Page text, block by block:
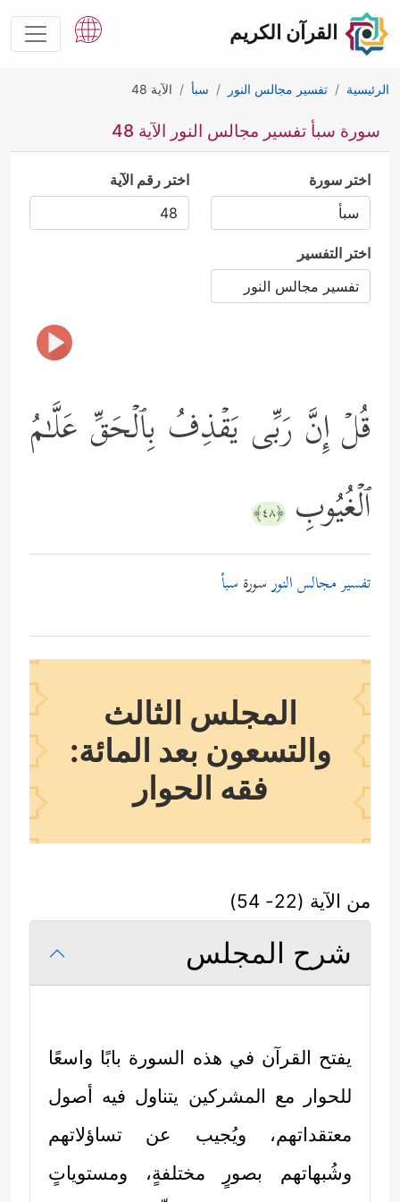
القرآن الكريم
الرئيسية تفسير مجالس النور سبأ الآية 48
سورة سبأ تفسير مجالس النور الآية 48
اختر سورة اختر رقم الآية
اختر التفسير
قُلۡ إِنَّ رَبِّی یَقۡذِفُ بِٱلۡحَقِّ عَلَّـٰمُ
ٱلۡغُیُوبِ ﴿٤٨﴾
تفسير مجالس النورسورة سبأ
المجلس الثالث
والتسعون بعد المائة:
فقه الحوار
من الآية (22- 54)
شرح المجلس
يفتح القرآن في هذه السورة بابًا واسعًا
للحوار مع المشركين يتناول فيه أصول
معتقداتهم، ويُجيب عن تساؤلاتهم
وشُبهاتهم بصورٍ مختلفةٍ، ومستوياتٍ